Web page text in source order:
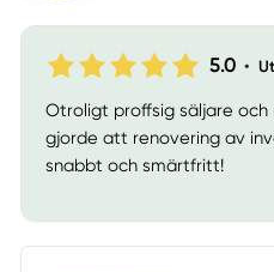
5.0 •
Otroligt proffsig säljare och
gjorde att renovering av
snabbt och smärtfritt!